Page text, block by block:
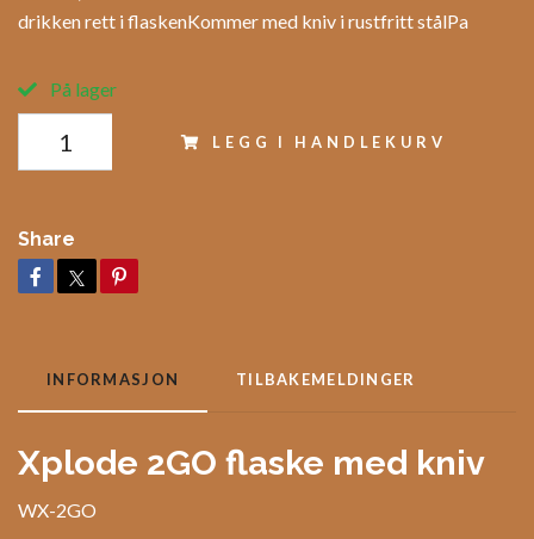
drikken rett i flaskenKommer med kniv i rustfritt stålPa
På lager
LEGG I HANDLEKURV
Share
INFORMASJON TILBAKEMELDINGER
Xplode 2GO flaske med kniv
WX-2GO